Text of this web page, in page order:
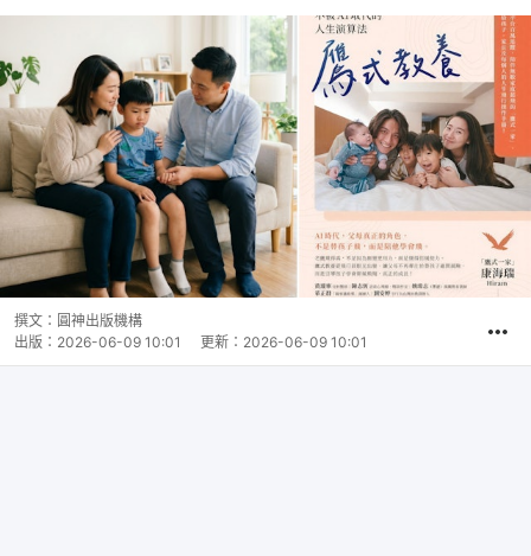
撰文： 圓神出版機構
出版： 2026-06-09 10:01 更新： 2026-06-09 10:01